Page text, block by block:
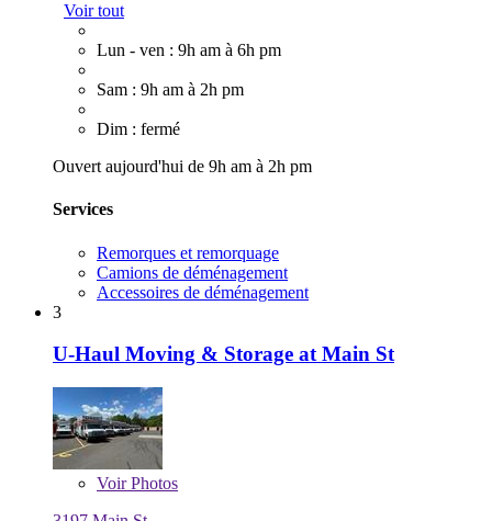
Voir tout
Lun - ven : 9h am à 6h pm
Sam : 9h am à 2h pm
Dim : fermé
Ouvert aujourd'hui de 9h am à 2h pm
Services
Remorques et remorquage
Camions de déménagement
Accessoires de déménagement
3
U-Haul Moving & Storage at Main St
VoirPhotos